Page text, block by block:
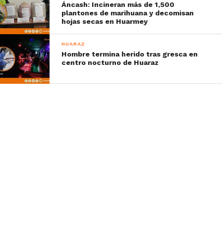
Áncash: Incineran más de 1,500
plantones de marihuana y decomisan
hojas secas en Huarmey
HUARAZ
Hombre termina herido tras gresca en
centro nocturno de Huaraz